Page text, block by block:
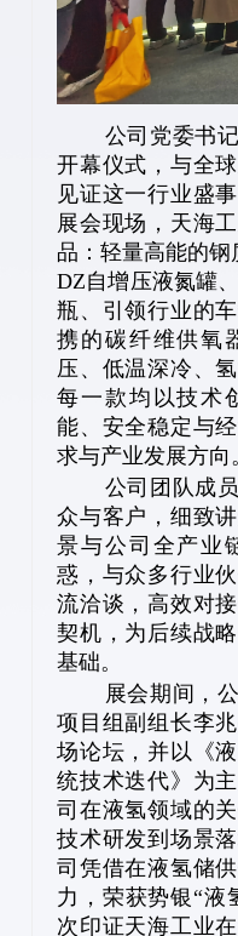
公司党委书记
开幕仪式，与全
见证这一行业盛
展会现场，天海
品：轻量高能的
DZ自增压液氮罐
瓶、引领行业的
携的碳纤维供氧
压、低温深冷、
每一款均以技术
能、安全稳定与
求与产业发展方向
公司团队成员
众与客户，细致
景与公司全产业
惑，与众多行业
流洽谈，高效对
契机，为后续战
基础。
展会期间，公
项目组副组长李
场论坛，并以《
统技术迭代》为
司在液氢领域的
技术研发到场景
司凭借在液氢储
力，荣获势银“液
次印证天海工业